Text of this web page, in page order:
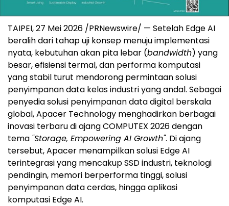
TAIPEI, 27 Mei 2026 /PRNewswire/ — Setelah Edge AI
beralih dari tahap uji konsep menuju implementasi
nyata, kebutuhan akan pita lebar (bandwidth) yang
besar, efisiensi termal, dan performa komputasi
yang stabil turut mendorong permintaan solusi
penyimpanan data kelas industri yang andal. Sebagai
penyedia solusi penyimpanan data digital berskala
global, Apacer Technology menghadirkan berbagai
inovasi terbaru di ajang COMPUTEX 2026 dengan
tema "Storage, Empowering AI Growth". Di ajang
tersebut, Apacer menampilkan solusi Edge AI
terintegrasi yang mencakup SSD industri, teknologi
pendingin, memori berperforma tinggi, solusi
penyimpanan data cerdas, hingga aplikasi
komputasi Edge AI.